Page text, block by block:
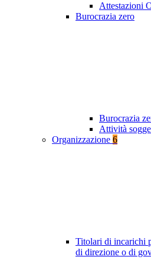
Attestazioni
Burocrazia zero
Burocrazia
Attività
Organizzazione 6
Titolari di incarichi
di direzione o di